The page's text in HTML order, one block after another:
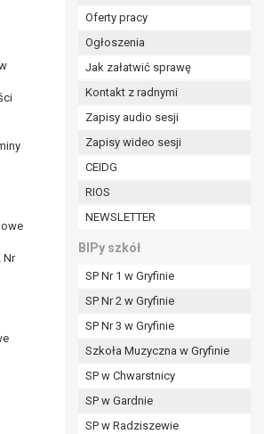
Nr
Oferty pracy
Ogłoszenia
Jak załatwić sprawę
Kontakt z radnymi
Zapisy audio sesji
Zapisy wideo sesji
CEIDG
RIOS
NEWSLETTER
BIPy szkół
SP Nr 1 w Gryfinie
SP Nr 2 w Gryfinie
SP Nr 3 w Gryfinie
Szkoła Muzyczna w Gryfinie
SP w Chwarstnicy
SP w Gardnie
SP w Radziszewie
zgody.
odbiorców danych
określonymi przez
umowy, a po tym
danych po zakończeniu i
zawartej między